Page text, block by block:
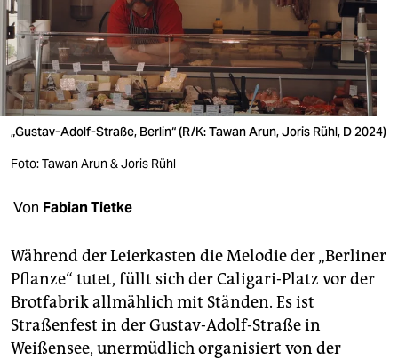
nord
wahrheit
verlag
verlag
veranstaltungen
unterstützen
abo
genossenschaft
„Gustav-Adolf-Straße, Berlin“ (R/K: Tawan Arun, Joris Rühl, D 2024)
Foto: Tawan Arun & Joris Rühl
Von Fabian Tietke
Während der Leierkasten die Melodie der „Berliner
Pflanze“ tutet, füllt sich der Caligari-Platz vor der
Brotfabrik allmählich mit Ständen. Es ist
Straßenfest in der Gustav-Adolf-Straße in
Weißensee, unermüdlich organisiert von der